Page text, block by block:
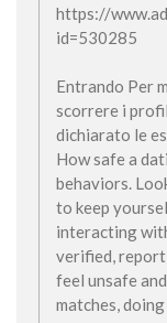
https://
id=530285
Entrando Per
scorrere i
dichiarato le
How safe a
behaviors.
to keep
interacting
verified,
feel unsafe
matches,